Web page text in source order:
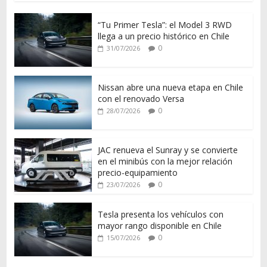
“Tu Primer Tesla”: el Model 3 RWD
llega a un precio histórico en Chile
31/07/2026 0
Nissan abre una nueva etapa en Chile
con el renovado Versa
28/07/2026 0
JAC renueva el Sunray y se convierte
en el minibús con la mejor relación
precio-equipamiento
23/07/2026 0
Tesla presenta los vehículos con
mayor rango disponible en Chile
15/07/2026 0